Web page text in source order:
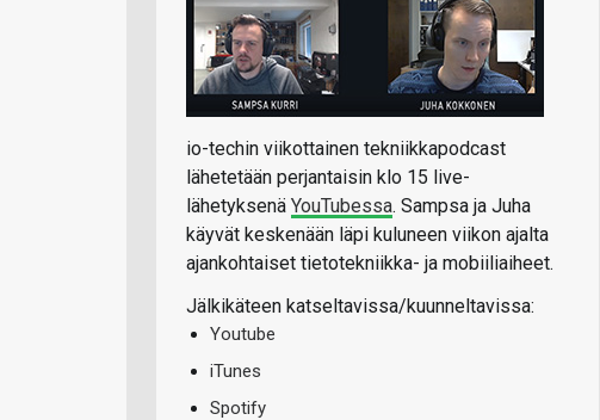
io-techin viikottainen tekniikkapodcast
lähetetään perjantaisin klo 15 live-
lähetyksenä YouTubessa. Sampsa ja Juha
käyvät keskenään läpi kuluneen viikon ajalta
ajankohtaiset tietotekniikka- ja mobiiliaiheet.
Jälkikäteen katseltavissa/kuunneltavissa:
Youtube
iTunes
Spotify